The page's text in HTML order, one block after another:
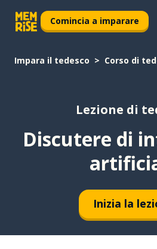
Comincia a imparare
Impara il tedesco Corso di
Lezione di
Discutere di
Inizia la